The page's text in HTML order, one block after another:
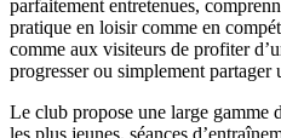
parfaitement entretenues,
pratique en loisir comme en
comme aux visiteurs de profiter
progresser ou simplement
Le club propose une large gamme
les plus jeunes, séances